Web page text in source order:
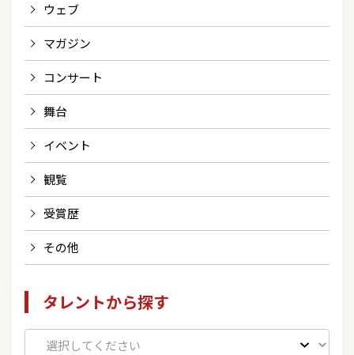
ウェブ
マガジン
コンサート
舞台
イベント
観覧
受賞歴
その他
タレントから探す